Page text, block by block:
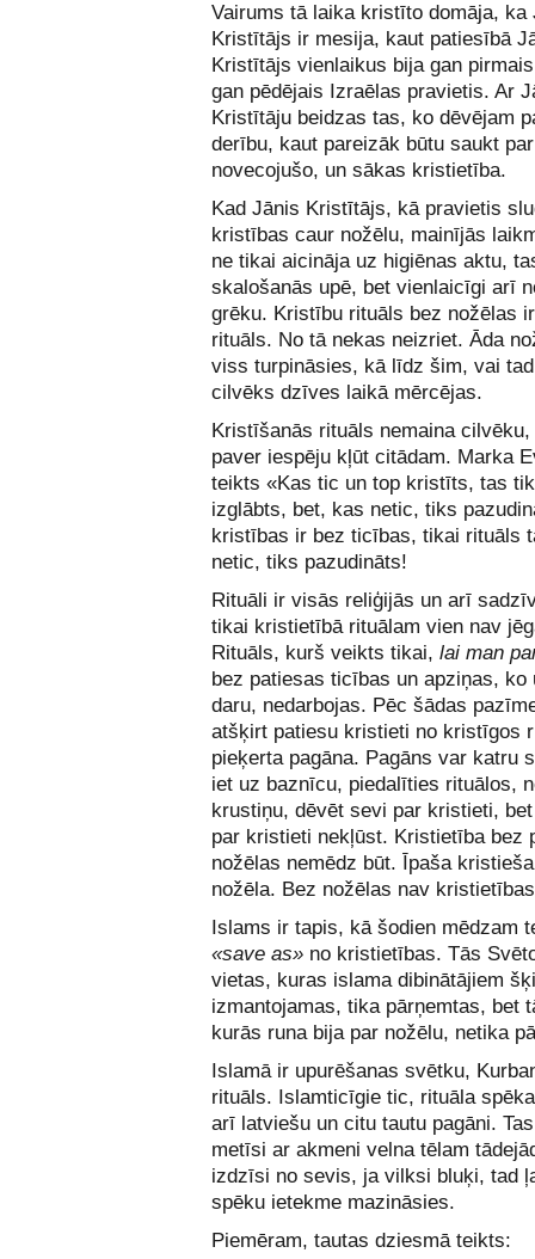
Vairums tā laika kristīto domāja, ka
Kristītājs ir mesija, kaut patiesībā
Kristītājs vienlaikus bija gan
gan pēdējais Izraēlas pravietis. Ar
Kristītāju beidzas tas, ko dēvējam
derību, kaut pareizāk būtu saukt par
novecojušo, un sākas kristietība.
Kad Jānis Kristītājs, kā pravietis
kristības caur nožēlu, mainījās
ne tikai aicināja uz higiēnas aktu,
skalošanās upē, bet vienlaicīgi arī
grēku. Kristību rituāls bez nožēlas
rituāls. No tā nekas neizriet. Āda
viss turpināsies, kā līdz šim, vai
cilvēks dzīves laikā mērcējas.
Kristīšanās rituāls nemaina
paver iespēju kļūt citādam. Marka
teikts «Kas tic un top kristīts, tas
izglābts, bet, kas netic, tiks
kristības ir bez ticības, tikai rituāls
netic, tiks pazudināts!
Rituāli ir visās reliģijās un arī
tikai kristietībā rituālam vien nav
Rituāls, kurš veikts tikai, lai man
bez patiesas ticības un apziņas, ko
daru, nedarbojas. Pēc šādas
atšķirt patiesu kristieti no kristīgos
pieķerta pagāna. Pagāns var katru
iet uz baznīcu, piedalīties rituālos,
krustiņu, dēvēt sevi par kristieti,
par kristieti nekļūst. Kristietība bez
nožēlas nemēdz būt. Īpaša
nožēla. Bez nožēlas nav
Islams ir tapis, kā šodien mēdzam
«save as» no kristietības. Tās
vietas, kuras islama dibinātājiem
izmantojamas, tika pārņemtas, bet
kurās runa bija par nožēlu, netika
Islamā ir upurēšanas svētku,
rituāls. Islamticīgie tic, rituāla
arī latviešu un citu tautu pagāni.
metīsi ar akmeni velna tēlam
izdzīsi no sevis, ja vilksi bluķi, tad
spēku ietekme mazināsies.
Piemēram, tautas dziesmā teikts: